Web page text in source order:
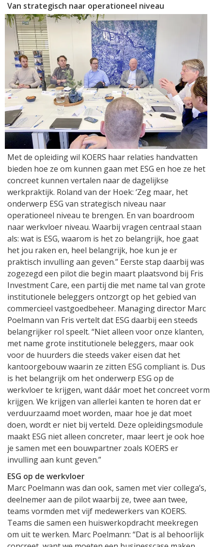
Van strategisch naar operationeel niveau
Met de opleiding wil KOERS haar relaties handvatten
bieden hoe ze om kunnen gaan met ESG en hoe ze het
concreet kunnen vertalen naar de dagelijkse
werkpraktijk. Roland van der Hoek: ‘Zeg maar, het
onderwerp ESG van strategisch niveau naar
operationeel niveau te brengen. En van boardroom
naar werkvloer niveau. Waarbij vragen centraal staan
als: wat is ESG, waarom is het zo belangrijk, hoe gaat
het jou raken en, heel belangrijk, hoe kun je er
praktisch invulling aan geven.” Eerste stap daarbij was
zogezegd een pilot die begin maart plaatsvond bij Fris
Investment Care, een partij die met name tal van grote
institutionele beleggers ontzorgt op het gebied van
commercieel vastgoedbeheer. Managing director Marc
Poelmann van Fris vertelt dat ESG daarbij een steeds
belangrijker rol speelt. “Niet alleen voor onze klanten,
met name grote institutionele beleggers, maar ook
voor de huurders die steeds vaker eisen dat het
kantoorgebouw waarin ze zitten ESG compliant is. Dus
is het belangrijk om het onderwerp ESG op de
werkvloer te krijgen, want dáár moet het concreet vorm
krijgen. We krijgen van allerlei kanten te horen dat er
verduurzaamd moet worden, maar hoe je dat moet
doen, wordt er niet bij verteld. Deze opleidingsmodule
maakt ESG niet alleen concreter, maar leert je ook hoe
je samen met een bouwpartner zoals KOERS er
invulling aan kunt geven.”
ESG op de werkvloer
Marc Poelmann was dan ook, samen met vier collega’s,
deelnemer aan de pilot waarbij ze, twee aan twee,
teams vormden met vijf medewerkers van KOERS.
Teams die samen een huiswerkopdracht meekregen
om uit te werken. Marc Poelmann: “Dat is al behoorlijk